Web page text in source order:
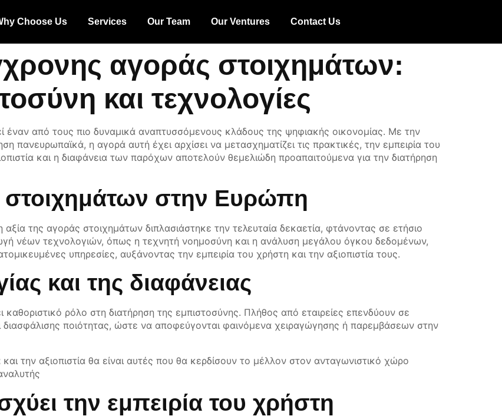
Choose Us Services Our Team Our Ventures Contact Us
αγοράς στοιχημάτων:
και τεχνολογίες
έναν από τους πιο δυναμικά αναπτυσσόμενους κλάδους της ψηφιακής οικονομίας. Με την
πανευρωπαϊκά, η αγορά αυτή έχει αρχίσει να μετασχηματίζει τις πρακτικές, την εμπειρία του
και η διαφάνεια των παρόχων αποτελούν θεμελιώδη προαπαιτούμενα για την διατήρηση
στοιχημάτων στην Ευρώπη
της αγοράς στοιχημάτων διπλασιάστηκε την τελευταία δεκαετία, φτάνοντας σε ετήσιο
νέων τεχνολογιών, όπως η τεχνητή νοημοσύνη και η ανάλυση μεγάλου όγκου δεδομένων,
υπηρεσίες, αυξάνοντας την εμπειρία του χρήστη και την αξιοπιστία τους.
και της διαφάνειας
καθοριστικό ρόλο στη διατήρηση της εμπιστοσύνης. Πλήθος από εταιρείες επενδύουν σε
διασφάλισης ποιότητας, ώστε να αποφεύγονται φαινόμενα χειραγώγησης ή παρεμβάσεων στην
την αξιοπιστία θα είναι αυτές που θα κερδίσουν το μέλλον στον ανταγωνιστικό χώρο
την εμπειρία του χρήστη